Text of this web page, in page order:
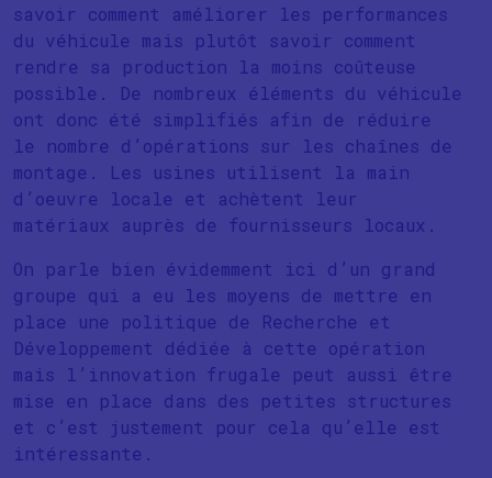
savoir comment améliorer les performances
du véhicule mais plutôt savoir comment
rendre sa production la moins coûteuse
possible. De nombreux éléments du véhicule
ont donc été simplifiés afin de réduire
le nombre d’opérations sur les chaînes de
montage. Les usines utilisent la main
d’oeuvre locale et achètent leur
matériaux auprès de fournisseurs locaux.
On parle bien évidemment ici d’un grand
groupe qui a eu les moyens de mettre en
place une politique de Recherche et
Développement dédiée à cette opération
mais l’innovation frugale peut aussi être
mise en place dans des petites structures
et c’est justement pour cela qu’elle est
intéressante.